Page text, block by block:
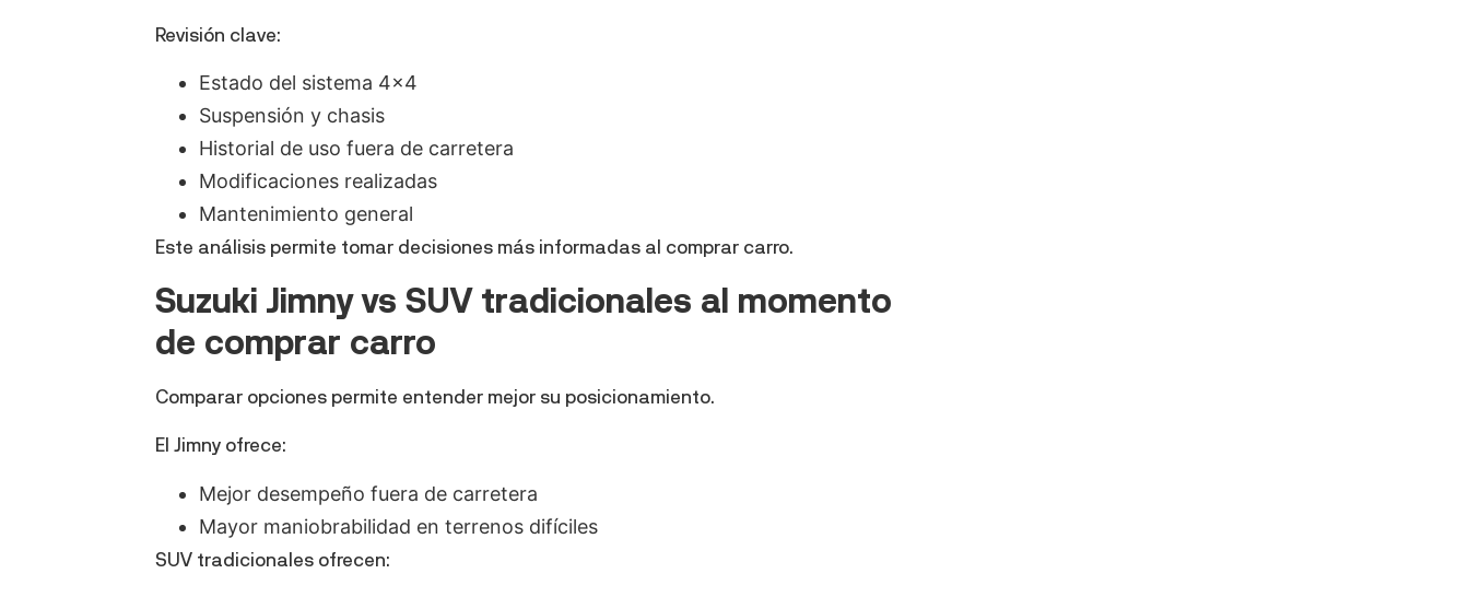
Revisión clave:
Estado del sistema 4×4
Suspensión y chasis
Historial de uso fuera de carretera
Modificaciones realizadas
Mantenimiento general
Este análisis permite tomar decisiones más informadas al comprar carro.
Suzuki Jimny vs SUV tradicionales al momento
de comprar carro
Comparar opciones permite entender mejor su posicionamiento.
El Jimny ofrece:
Mejor desempeño fuera de carretera
Mayor maniobrabilidad en terrenos difíciles
SUV tradicionales ofrecen: